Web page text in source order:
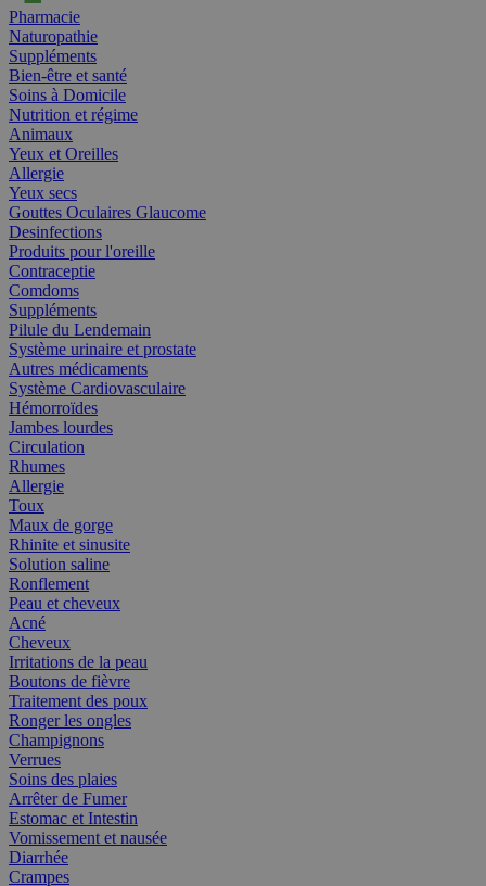
Pharmacie
Naturopathie
Suppléments
Bien-être et santé
Soins à Domicile
Nutrition et régime
Animaux
Yeux et Oreilles
Allergie
Yeux secs
Gouttes Oculaires Glaucome
Desinfections
Produits pour l'oreille
Contraceptie
Comdoms
Suppléments
Pilule du Lendemain
Système urinaire et prostate
Autres médicaments
Système Cardiovasculaire
Hémorroïdes
Jambes lourdes
Circulation
Rhumes
Allergie
Toux
Maux de gorge
Rhinite et sinusite
Solution saline
Ronflement
Peau et cheveux
Acné
Cheveux
Irritations de la peau
Boutons de fièvre
Traitement des poux
Ronger les ongles
Champignons
Verrues
Soins des plaies
Arrêter de Fumer
Estomac et Intestin
Vomissement et nausée
Diarrhée
Crampes